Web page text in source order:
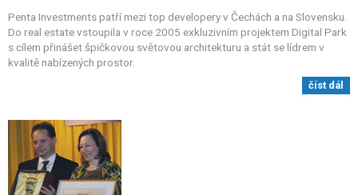
Penta Investments patří mezi top developery v Čechách a na Slovensku.
Do real estate vstoupila v roce 2005 exkluzivním projektem Digital Park
s cílem přinášet špičkovou světovou architekturu a stát se lídrem v
kvalitě nabízených prostor.
číst dál